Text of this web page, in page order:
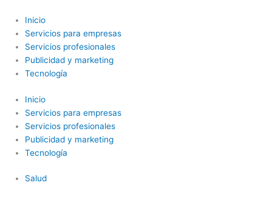
contenido
Inicio
Servicios para empresas
Servicios profesionales
Publicidad y marketing
Tecnología
Inicio
Servicios para empresas
Servicios profesionales
Publicidad y marketing
Tecnología
Salud